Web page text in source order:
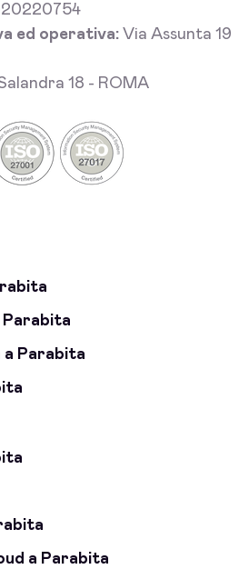
ed operativa: Via Assunta 19
18 - ROMA
Parabita
Parabita
a Parabita